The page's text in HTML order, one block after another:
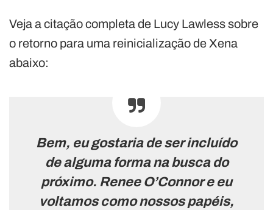
Veja a citação completa de Lucy Lawless sobre
o retorno para uma reinicialização de Xena
abaixo:
Bem, eu gostaria de ser incluído
de alguma forma na busca do
próximo. Renee O’Connor e eu
voltamos como nossos papéis,